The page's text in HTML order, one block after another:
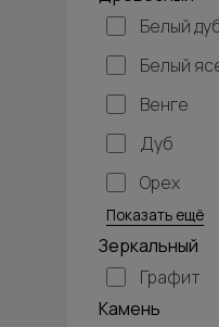
Белый
Белый
Венге
Дуб
Орех
Серый дуб
Показать ещё
Зеркальный
Графит
Камень